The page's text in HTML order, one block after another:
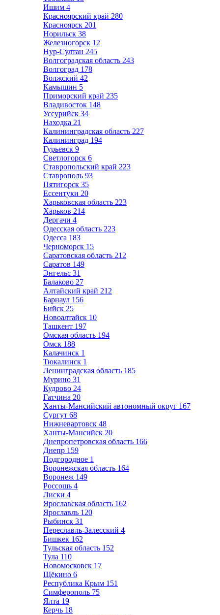
Ишим 4
Красноярский край 280
Красноярск 201
Норильск 38
Железногорск 12
Нур-Султан 245
Волгоградская область 243
Волгоград 178
Волжский 42
Камышин 5
Приморский край 235
Владивосток 148
Уссурийск 34
Находка 21
Калининградская область 227
Калининград 194
Гурьевск 9
Светлогорск 6
Ставропольский край 223
Ставрополь 93
Пятигорск 35
Ессентуки 20
Харьковская область 223
Харьков 214
Дергачи 4
Одесская область 223
Одесса 183
Черноморск 15
Саратовская область 212
Саратов 149
Энгельс 31
Балаково 27
Алтайский край 212
Барнаул 156
Бийск 25
Новоалтайск 10
Ташкент 197
Омская область 194
Омск 188
Калачинск 1
Тюкалинск 1
Ленинградская область 185
Мурино 31
Кудрово 24
Гатчина 20
Ханты-Мансийский автономный округ 167
Сургут 68
Нижневартовск 48
Ханты-Мансийск 20
Днепропетровская область 166
Днепр 159
Подгородное 1
Воронежская область 164
Воронеж 149
Россошь 4
Лиски 4
Ярославская область 162
Ярославль 120
Рыбинск 31
Переславль-Залесский 4
Бишкек 162
Тульская область 152
Тула 110
Новомосковск 17
Щёкино 6
Республика Крым 151
Симферополь 75
Ялта 19
Керчь 18